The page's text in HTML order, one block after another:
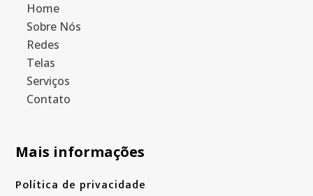
Home
Sobre Nós
Redes
Telas
Serviços
Contato
Mais informações
Política de privacidade